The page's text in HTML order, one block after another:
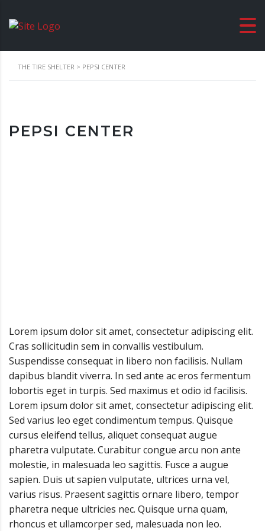
THE TIRE SHELTER > PEPSI CENTER
PEPSI CENTER
Lorem ipsum dolor sit amet, consectetur adipiscing elit.
Cras sollicitudin sem in convallis vestibulum.
Suspendisse consequat in libero non facilisis. Nullam
dapibus blandit viverra. In sed ante ac eros fermentum
lobortis eget in turpis. Sed maximus et odio id facilisis.
Lorem ipsum dolor sit amet, consectetur adipiscing elit.
Sed varius leo eget condimentum tempus. Quisque
cursus eleifend tellus, aliquet consequat augue
pharetra vulputate. Curabitur congue arcu non ante
molestie, in malesuada leo sagittis. Fusce a augue
sapien. Duis ut sapien vulputate, ultrices urna vel,
varius risus. Praesent sagittis ornare libero, tempor
pharetra neque ultricies nec. Quisque urna quam,
rhoncus et ullamcorper sed, malesuada non leo.